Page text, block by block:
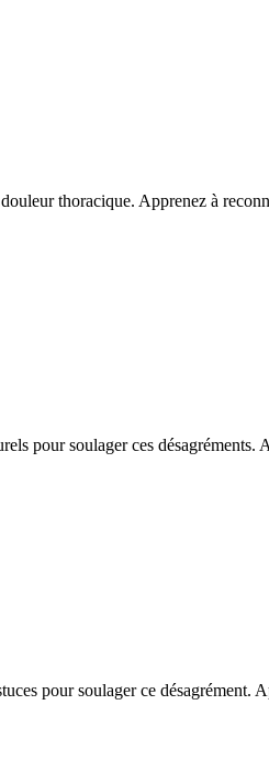
thoracique. Apprenez à
pour soulager ces
pour soulager ce